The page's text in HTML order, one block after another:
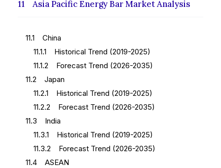
11 Asia Pacific Energy Bar Market Analysis
11.1 China
11.1.1 Historical Trend (2019-2025)
11.1.2 Forecast Trend (2026-2035)
11.2 Japan
11.2.1 Historical Trend (2019-2025)
11.2.2 Forecast Trend (2026-2035)
11.3 India
11.3.1 Historical Trend (2019-2025)
11.3.2 Forecast Trend (2026-2035)
11.4 ASEAN